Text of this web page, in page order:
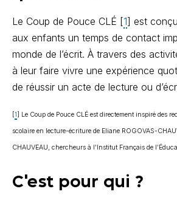
Le Coup de Pouce CLÉ [1] est
aux enfants un temps de contact
monde de l’écrit. À travers des
à leur faire vivre une expérience
de réussir un acte de lecture ou
1 Le Coup de Pouce CLÉ est directement inspiré des
scolaire en lecture-écriture de Eliane ROGOVAS-
CHAUVEAU, chercheurs à l'Institut Français de
C'est pour qui ?